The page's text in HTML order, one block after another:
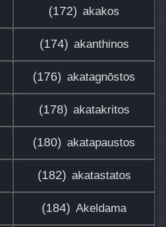
(172) akakos
(174) akanthinos
(176) akatagnōstos
(178) akatakritos
(180) akatapaustos
(182) akatastatos
(184) Akeldama